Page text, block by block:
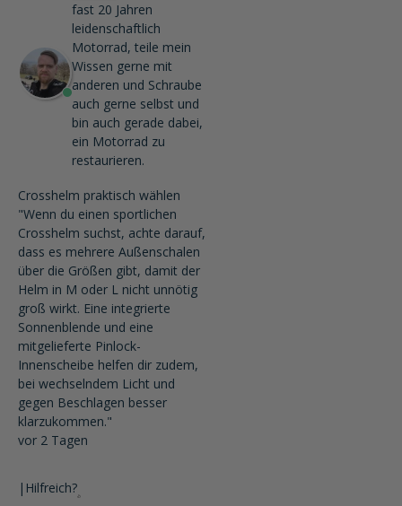
fast 20 Jahren
leidenschaftlich
Motorrad, teile mein
Wissen gerne mit
anderen und Schraube
auch gerne selbst und
bin auch gerade dabei,
ein Motorrad zu
restaurieren.
Crosshelm praktisch wählen
"Wenn du einen sportlichen
Crosshelm suchst, achte darauf,
dass es mehrere Außenschalen
über die Größen gibt, damit der
Helm in M oder L nicht unnötig
groß wirkt. Eine integrierte
Sonnenblende und eine
mitgelieferte Pinlock-
Innenscheibe helfen dir zudem,
bei wechselndem Licht und
gegen Beschlagen besser
klarzukommen."
vor 2 Tagen
| Hilfreich?